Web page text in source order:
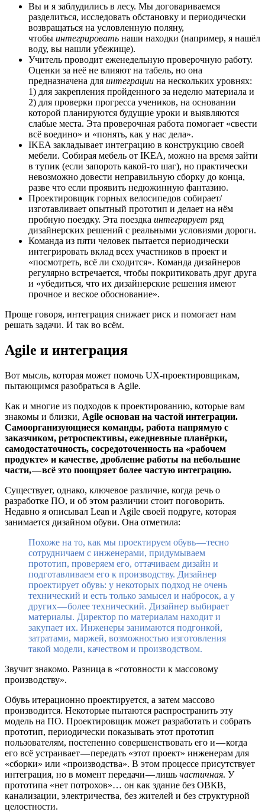
Вы и я заблудились в лесу. Мы договариваемся
разделиться, исследовать обстановку и периодически
возвращаться на условленную поляну,
чтобы интегрировать наши находки (например, я нашёл
воду, вы нашли убежище).
Учитель проводит еженедельную проверочную работу.
Оценки за неё не влияют на табель, но она
предназначена для интеграции на нескольких уровнях:
1) для закрепления пройденного за неделю материала и
2) для проверки прогресса учеников, на основании
которой планируются будущие уроки и выявляются
слабые места. Эта проверочная работа помогает «свести
всё воедино» и «понять, как у нас дела».
IKEA закладывает интеграцию в конструкцию своей
мебели. Собирая мебель от IKEA, можно на время зайти
в тупик (если запороть какой-то шаг), но практически
невозможно довести неправильную сборку до конца,
разве что если проявить недюжинную фантазию.
Проектировщик горных велосипедов собирает/
изготавливает опытный прототип и делает на нём
пробную поездку. Эта поездка интегрирует ряд
дизайнерских решений с реальными условиями дороги.
Команда из пяти человек пытается периодически
интегрировать вклад всех участников в проект и
«посмотреть, всё ли сходится». Команда дизайнеров
регулярно встречается, чтобы покритиковать друг друга
и «убедиться, что их дизайнерские решения имеют
прочное и веское обоснование».
Проще говоря, интеграция снижает риск и помогает нам
решать задачи. И так во всём.
Agile и интеграция
Вот мысль, которая может помочь UX-проектировщикам,
пытающимся разобраться в Agile.
Как и многие из подходов к проектированию, которые вам
знакомы и близки, Agile основан на частой интеграции.
Самоорганизующиеся команды, работа напрямую с
заказчиком, ретроспективы, ежедневные планёрки,
самодостаточность, сосредоточенность на «рабочем
продукте» и качестве, дробление работы на небольшие
части, — всё это поощряет более частую интеграцию.
Существует, однако, ключевое различие, когда речь о
разработке ПО, и об этом различии стоит поговорить.
Недавно я описывал Lean и Agile своей подруге, которая
занимается дизайном обуви. Она отметила:
Похоже на то, как мы проектируем обувь — тесно
сотрудничаем с инженерами, придумываем
прототип, проверяем его, оттачиваем дизайн и
подготавливаем его к производству. Дизайнер
проектирует обувь: у некоторых подход не очень
технический и есть только замысел и набросок, а у
других — более технический. Дизайнер выбирает
материалы. Директор по материалам находит и
закупает их. Инженеры занимаются подгонкой,
затратами, маржей, возможностью изготовления
такой модели, качеством и производством.
Звучит знакомо. Разница в «готовности к массовому
производству».
Обувь итерационно проектируется, а затем массово
производится. Некоторые пытаются распространить эту
модель на ПО. Проектировщик может разработать и собрать
прототип, периодически показывать этот прототип
пользователям, постепенно совершенствовать его и — когда
его всё устраивает — передать «этот проект» инженерам для
«сборки» или «производства». В этом процессе присутствует
интеграция, но в момент передачи — лишь частичная. У
прототипа «нет потрохов»… он как здание без ОВКВ,
канализации, электричества, без жителей и без структурной
целостности.